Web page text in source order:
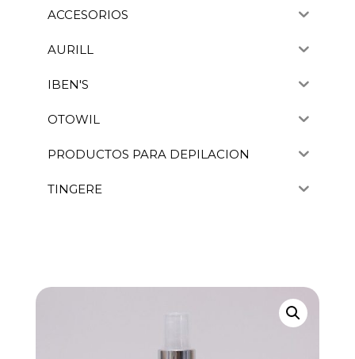
ACCESORIOS
AURILL
IBEN'S
OTOWIL
PRODUCTOS PARA DEPILACION
TINGERE